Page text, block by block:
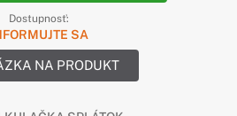
Dostupnosť:
SA
NA PRODUKT